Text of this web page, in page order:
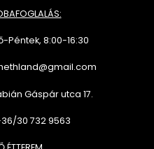
Péntek, 8:00-16:30
Gáspár utca 17.
30 732 9563